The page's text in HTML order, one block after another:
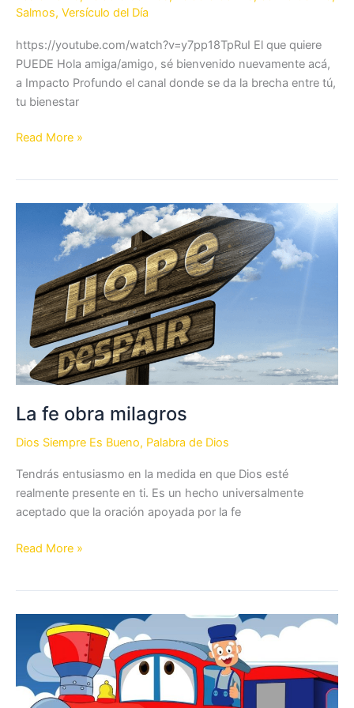
Salmos, Versículo del Día
https://youtube.com/watch?v=y7pp18TpRuI El que quiere
PUEDE Hola amiga/amigo, sé bienvenido nuevamente acá,
a Impacto Profundo el canal donde se da la brecha entre tú,
tu bienestar
hará
reflexionar
Read More »
La fe obra milagros
Dios Siempre Es Bueno, Palabra de Dios
Tendrás entusiasmo en la medida en que Dios esté
realmente presente en ti. Es un hecho universalmente
aceptado que la oración apoyada por la fe
La
Read More »